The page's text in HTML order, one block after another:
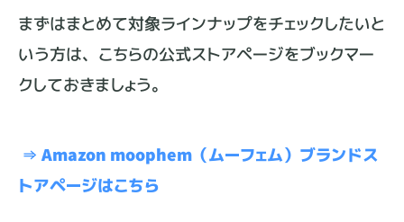
まずはまとめて対象ラインナップをチェックしたいと
いう方は、こちらの公式ストアページをブックマー
クしておきましょう。
⇒ Amazon moophem（ムーフェム）ブランドス
トアページはこちら